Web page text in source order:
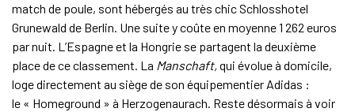
match de poule, sont hébergés au très chic Schlosshotel
Grunewald de Berlin. Une suite y coûte en moyenne 1 262 euros
par nuit. L’Espagne et la Hongrie se partagent la deuxième
place de ce classement. La Manschaft,qui évolue à domicile,
loge directement au siège de son équipementier Adidas :
le « Homeground » à Herzogenaurach. Reste désormais à voir